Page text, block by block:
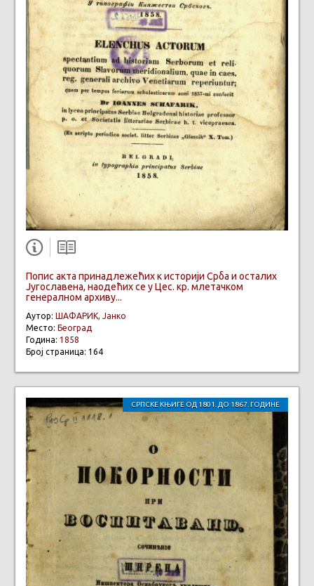
Попис акта принадлежећих к историји Срба и осталих
Југослaвена, наодећих се у Цес. кр. млетачком
генералном архиву...
Аутор: ШАФАРИК, Јанко
Место: Београд
Година: 1858
Број страница: 164
СРПСКЕ КЊИГЕ ОД 1801. ДО 1867. ГОДИНЕ